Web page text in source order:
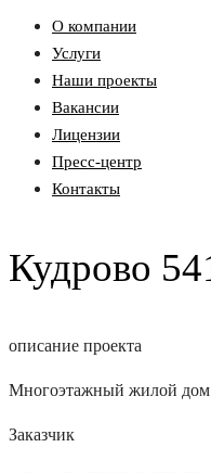
О компании
Услуги
Наши проекты
Вакансии
Лицензии
Пресс-центр
Контакты
Кудрово
описание проекта
Многоэтажный жилой
Заказчик